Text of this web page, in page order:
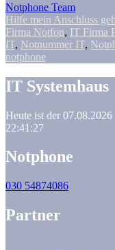
Notphone Team
Hilfe mein Anschluss
Firma Notfon, IT Firma
IT, Notnummer IT,
notphone
IT Systemhaus
Heute ist der 07.08.2026
22:41:28
Notphone
030 54874086
Partner